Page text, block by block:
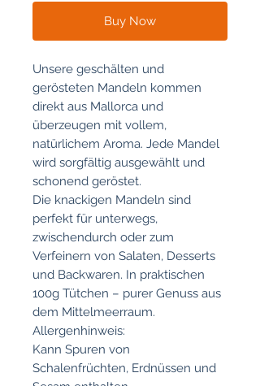
Buy Now
Unsere geschälten und
gerösteten Mandeln kommen
direkt aus Mallorca und
überzeugen mit vollem,
natürlichem Aroma. Jede Mandel
wird sorgfältig ausgewählt und
schonend geröstet.
Die knackigen Mandeln sind
perfekt für unterwegs,
zwischendurch oder zum
Verfeinern von Salaten, Desserts
und Backwaren. In praktischen
100g Tütchen – purer Genuss aus
dem Mittelmeerraum.
Allergenhinweis:
Kann Spuren von
Schalenfrüchten, Erdnüssen und